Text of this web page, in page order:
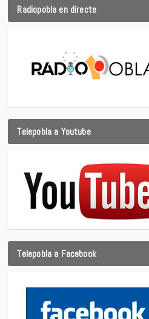
Radiopobla en directe
Telepobla a Youtube
Telepobla a Facebook